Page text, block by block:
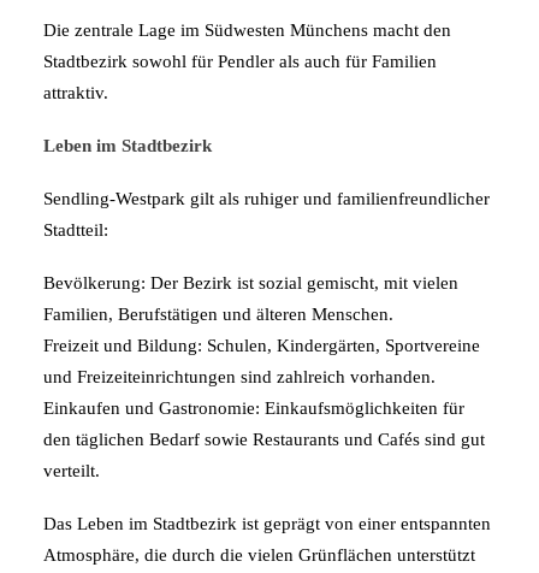
Die zentrale Lage im Südwesten Münchens macht den
Stadtbezirk sowohl für Pendler als auch für Familien
attraktiv.
Leben im Stadtbezirk
Sendling-Westpark gilt als ruhiger und familienfreundlicher
Stadtteil:
Bevölkerung: Der Bezirk ist sozial gemischt, mit vielen
Familien, Berufstätigen und älteren Menschen.
Freizeit und Bildung: Schulen, Kindergärten, Sportvereine
und Freizeiteinrichtungen sind zahlreich vorhanden.
Einkaufen und Gastronomie: Einkaufsmöglichkeiten für
den täglichen Bedarf sowie Restaurants und Cafés sind gut
verteilt.
Das Leben im Stadtbezirk ist geprägt von einer entspannten
Atmosphäre, die durch die vielen Grünflächen unterstützt